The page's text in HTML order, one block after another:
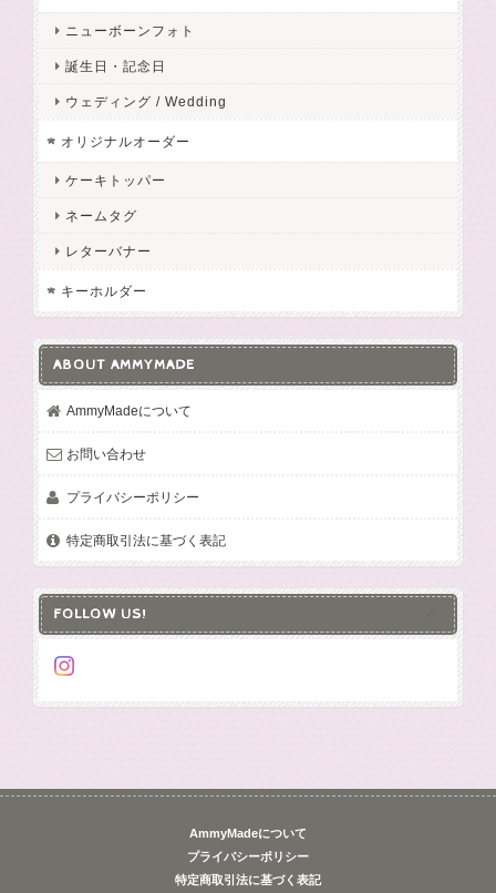
ニューボーンフォト
誕生日・記念日
ウェディング / Wedding
オリジナルオーダー
ケーキトッパー
ネームタグ
レターバナー
キーホルダー
ABOUT AMMYMADE
AmmyMadeについて
お問い合わせ
プライバシーポリシー
特定商取引法に基づく表記
FOLLOW US!
AmmyMadeについて
プライバシーポリシー
特定商取引法に基づく表記